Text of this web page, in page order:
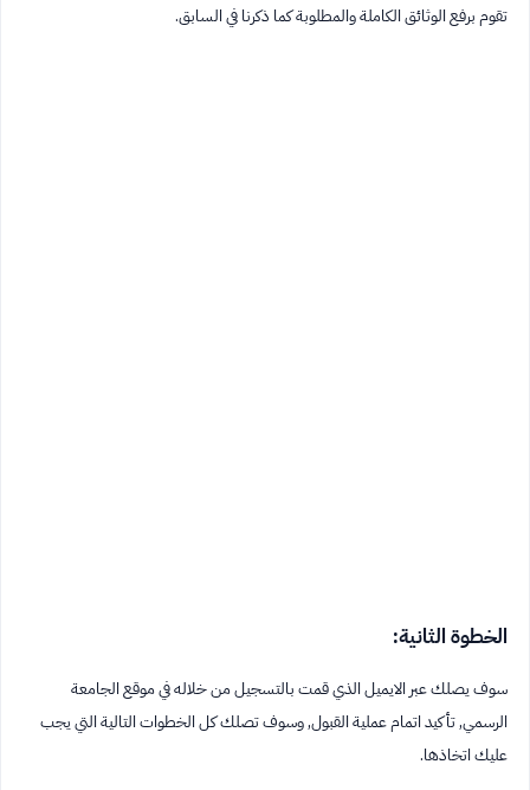
تقوم برفع الوثائق الكاملة والمطلوبة كما ذكرنا في السابق.
الخطوة الثانية:
سوف يصلك عبر الايميل الذي قمت بالتسجيل من خلاله في موقع الجامعة
الرسمي, تأكيد اتمام عملية القبول, وسوف تصلك كل الخطوات التالية التي يجب
عليك اتخاذها.